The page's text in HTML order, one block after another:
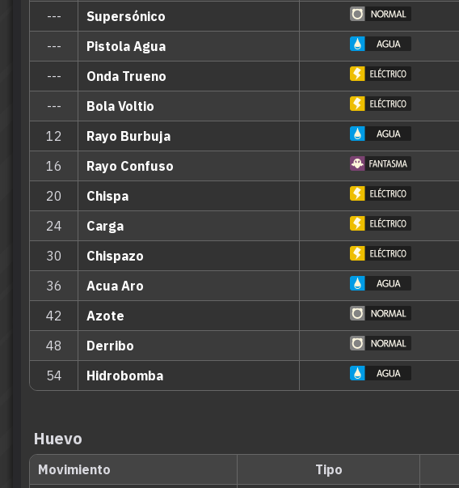
---
Supersónico
---
Pistola Agua
---
Onda Trueno
---
Bola Voltio
12
Rayo Burbuja
16
Rayo Confuso
20
Chispa
24
Carga
30
Chispazo
36
Acua Aro
42
Azote
48
Derribo
54
Hidrobomba
Huevo
Movimiento Tipo